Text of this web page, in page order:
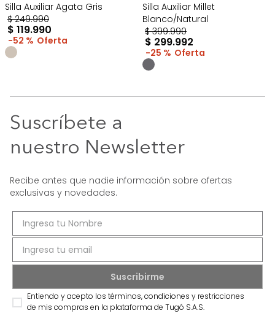
Silla Auxiliar Agata Gris
$ 249.990
$ 119.990
52 %
Silla Auxiliar Millet
Blanco/Natural
$ 399.990
$ 299.992
25 %
Suscríbete a
nuestro Newsletter
Recibe antes que nadie información sobre ofertas
exclusivas y novedades.
Entiendo y acepto los términos, condiciones y restricciones
de mis compras en la plataforma de Tugó S.A.S.